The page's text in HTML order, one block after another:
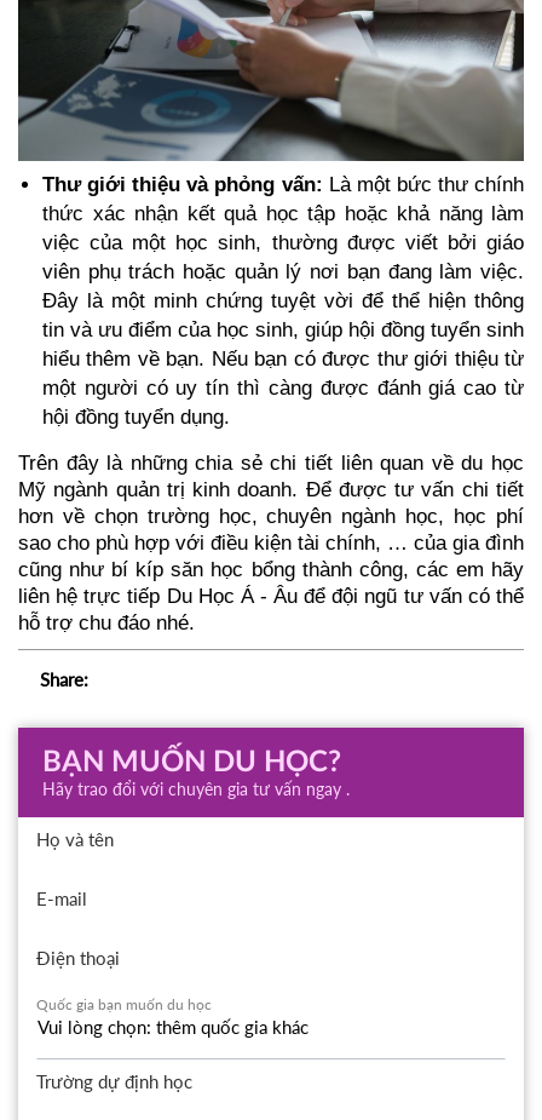
Thư giới thiệu và phỏng vấn: Là một bức thư chính
thức xác nhận kết quả học tập hoặc khả năng làm
việc của một học sinh, thường được viết bởi giáo
viên phụ trách hoặc quản lý nơi bạn đang làm việc.
Đây là một minh chứng tuyệt vời để thể hiện thông
tin và ưu điểm của học sinh, giúp hội đồng tuyển sinh
hiểu thêm về bạn. Nếu bạn có được thư giới thiệu từ
một người có uy tín thì càng được đánh giá cao từ
hội đồng tuyển dụng.
Trên đây là những chia sẻ chi tiết liên quan về du học
Mỹ ngành quản trị kinh doanh. Để được tư vấn chi tiết
hơn về chọn trường học, chuyên ngành học, học phí
sao cho phù hợp với điều kiện tài chính, … của gia đình
cũng như bí kíp săn học bổng thành công, các em hãy
liên hệ trực tiếp Du Học Á - Âu để đội ngũ tư vấn có thể
hỗ trợ chu đáo nhé.
Share:
BẠN MUỐN DU HỌC?
Hãy trao đổi với chuyên gia tư vấn ngay .
Họ và tên
E-mail
Điện thoại
Quốc gia bạn muốn du học
Trường dự định học